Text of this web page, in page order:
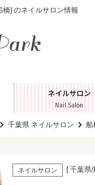
] のネイルサロン情報
ネイルサロン
Nail Salon
千葉県 ネイルサロン 船
ネイルサロン [ 千葉県/